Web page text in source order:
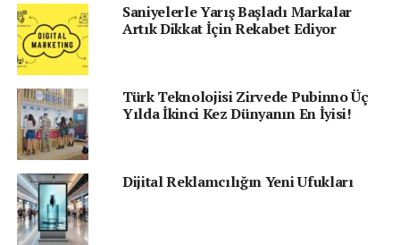
Dijital ödeme firması Circle kısa süre önce Euro Coin’in
yerel desteğini genişletmeyi ve 2023’ün ilk yarısında
Solana’daki yeni izinsiz çapraz zincir altyapılarına erişim
sağlamayı planladığını duyurdu. Çapraz Zincir Transfer
Protokolü, kripto projelerinin USDC’yi farklı blok
zincirleri arasında transfer etmesine izin vermek için
tasarlandı.
Senin reaksiyonun hangisi?
Saniyelerle Yarış Başladı Markalar
Artık Dikkat İçin Rekabet Ediyor
Türk Teknolojisi Zirvede Pubinno Üç
Yılda İkinci Kez Dünyanın En İyisi!
Dijital Reklamcılığın Yeni Ufukları